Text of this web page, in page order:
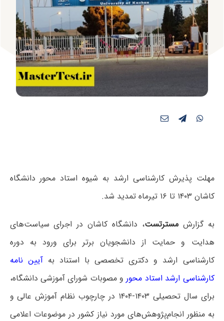
مهلت پذیرش کارشناسی ارشد به شیوه استاد محور دانشگاه
کاشان ۱۴۰۳ تا ۱۶ تیرماه تمدید شد.
به گزارشمسترتست، دانشگاه کاشان در اجرای سیاست‌های
هدایت و حمایت از دانشجویان برتر برای ورود به دوره
کارشناسی ارشد و دکتری تخصصی با استناد بهآیین نامه
کارشناسی ارشد استاد محور و مصوبات شورای آموزشی دانشگاه،
برای سال تحصیلی ۱۴۰۳-۱۴۰۴ در چارچوب نظام آموزش عالی و
به منظور انجام‌پژوهش‌های مورد نیاز کشور در موضوعات اعلامی